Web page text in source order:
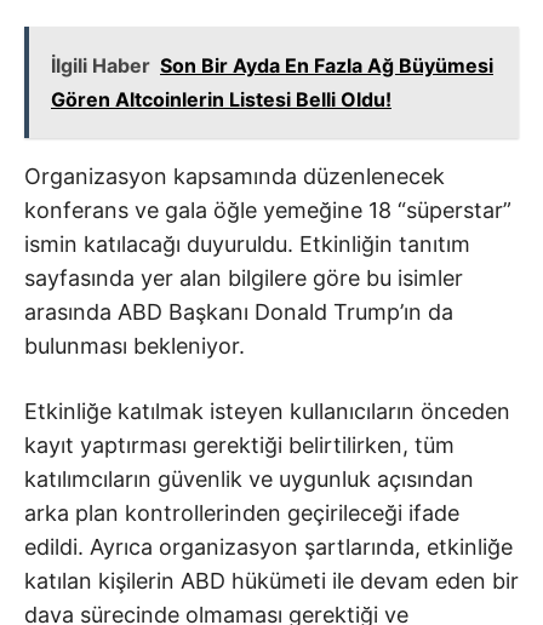
İlgili Haber Son Bir Ayda En Fazla Ağ Büyümesi
Gören Altcoinlerin Listesi Belli Oldu!
Organizasyon kapsamında düzenlenecek
konferans ve gala öğle yemeğine 18 “süperstar”
ismin katılacağı duyuruldu. Etkinliğin tanıtım
sayfasında yer alan bilgilere göre bu isimler
arasında ABD Başkanı Donald Trump’ın da
bulunması bekleniyor.
Etkinliğe katılmak isteyen kullanıcıların önceden
kayıt yaptırması gerektiği belirtilirken, tüm
katılımcıların güvenlik ve uygunluk açısından
arka plan kontrollerinden geçirileceği ifade
edildi. Ayrıca organizasyon şartlarında, etkinliğe
katılan kişilerin ABD hükümeti ile devam eden bir
dava sürecinde olmaması gerektiği ve